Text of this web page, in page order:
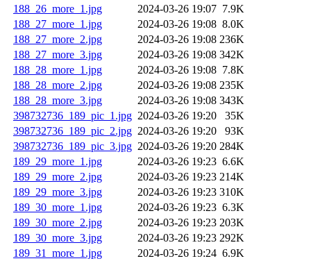
188_26_more_1.jpg
2024-03-26 19:07 7.9K
188_27_more_1.jpg
2024-03-26 19:08 8.0K
188_27_more_2.jpg
2024-03-26 19:08 236K
188_27_more_3.jpg
2024-03-26 19:08 342K
188_28_more_1.jpg
2024-03-26 19:08 7.8K
188_28_more_2.jpg
2024-03-26 19:08 235K
188_28_more_3.jpg
2024-03-26 19:08 343K
398732736_189_pic_1.jpg 2024-03-26 19:20
35K
398732736_189_pic_2.jpg 2024-03-26 19:20
93K
398732736_189_pic_3.jpg 2024-03-26 19:20 284K
189_29_more_1.jpg
2024-03-26 19:23 6.6K
189_29_more_2.jpg
2024-03-26 19:23 214K
189_29_more_3.jpg
2024-03-26 19:23 310K
189_30_more_1.jpg
2024-03-26 19:23 6.3K
189_30_more_2.jpg
2024-03-26 19:23 203K
189_30_more_3.jpg
2024-03-26 19:23 292K
189_31_more_1.jpg
2024-03-26 19:24 6.9K